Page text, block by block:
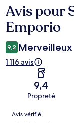
Avis
Avis pour
Emporio
9,2 Merveilleux
1 116 avis
9,4
Propreté
Avis
Avis vérifié